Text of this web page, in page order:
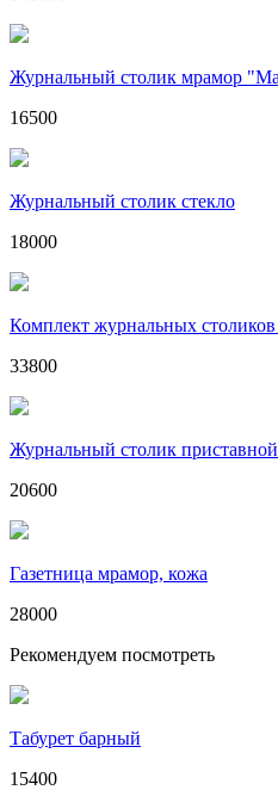
Журнальный столик мрамор
16500
Журнальный столик стекло
18000
Комплект журнальных
33800
Журнальный столик
20600
Газетница мрамор, кожа
28000
Рекомендуем посмотреть
Табурет барный
15400